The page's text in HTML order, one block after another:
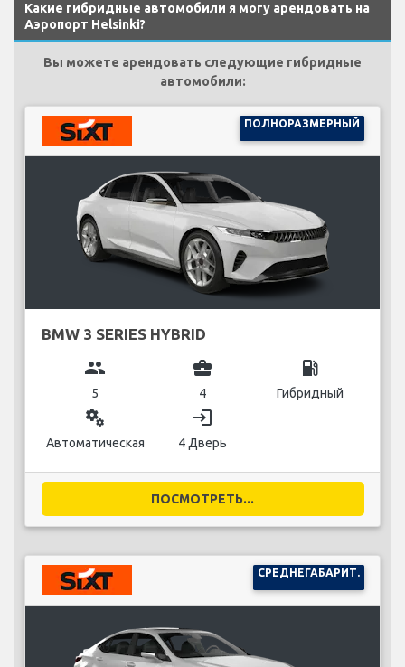
Какие гибридные автомобили я могу арендовать на
Аэропорт Helsinki?
Вы можете арендовать следующие гибридные
автомобили:
ПОЛНОРАЗМЕРНЫЙ
BMW 3 SERIES HYBRID
group
5
business_center
4
local_gas_station
Гибридный
miscellaneous_services
Автоматическая
login
4 Дверь
ПОСМОТРЕТЬ...
СРЕДНЕГАБАРИТ.